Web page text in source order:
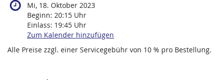
Mi, 18. Oktober 2023
Beginn: 20:15 Uhr
Einlass: 19:45 Uhr
Zum Kalender hinzufügen
Alle Preise zzgl. einer Servicegebühr von 10 % pro Bestellung.